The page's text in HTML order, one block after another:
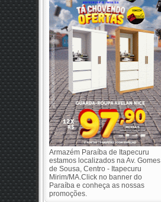
Armazém Paraíba de Itapecuru
estamos localizados na Av. Gomes
de Sousa, Centro - Itapecuru
Mirim/MA.Click no banner do
Paraíba e conheça as nossas
promoções.